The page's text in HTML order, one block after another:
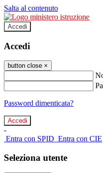
Salta al contenuto
Accedi
Accedi
button close ×
Password dimenticata?
-
Entra con SPID Entra con CIE
Seleziona utente